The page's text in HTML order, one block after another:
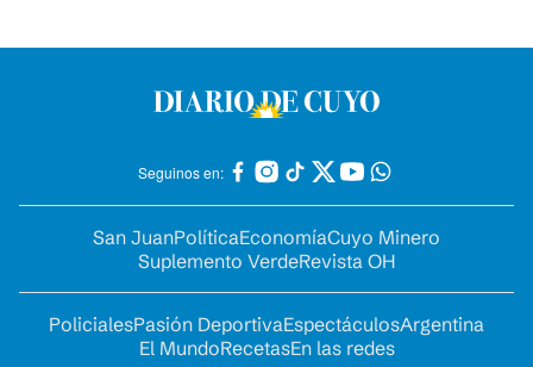
Seguinos en:
San JuanPolíticaEconomíaCuyo Minero
Suplemento VerdeRevista OH
PolicialesPasión DeportivaEspectáculosArgentina
El MundoRecetasEn las redes